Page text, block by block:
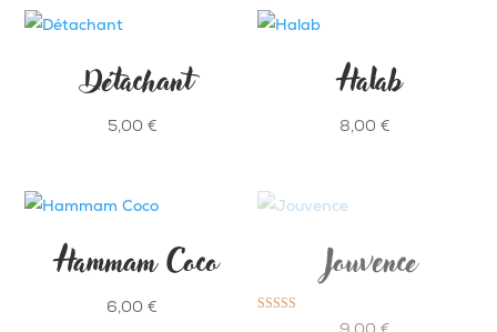
Détachant
5,00 €
Halab
8,00 €
Hammam Coco
6,00€
Jouvence